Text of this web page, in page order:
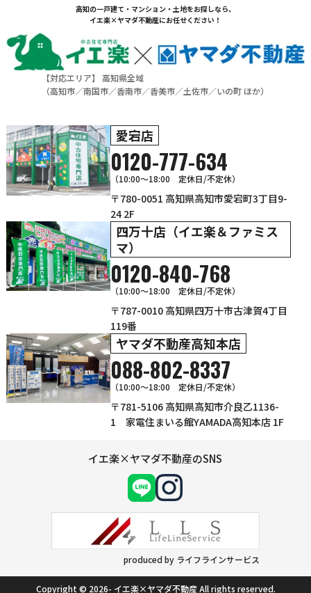
高知の一戸建て・マンション・土地をお探しなら、
イエ楽×ヤマダ不動産にお任せください！
【対応エリア】 高知県全域
（高知市／南国市／香南市／香美市／土佐市／いの町 ほか）
愛宕店
0120-777-634
（10:00～18:00 定休日/不定休）
〒780-0051 高知県高知市愛宕町3丁目9-
24 2F
四万十店（イエ楽＆ファミス
マ）
0120-840-768
（10:00〜18:00 定休日/不定休）
〒787-0010 高知県四万十市古津賀4丁目
119番
ヤマダ不動産高知本店
088-802-8337
（10:00～18:00 定休日/不定休）
〒781-5106 高知県高知市介良乙1136-
1 家電住まいる館YAMADA高知本店 1F
イエ楽×ヤマダ不動産のSNS
produced by ライフラインサービス
Copyright © 2026- イエ楽×ヤマダ不動産 All rights reserved.